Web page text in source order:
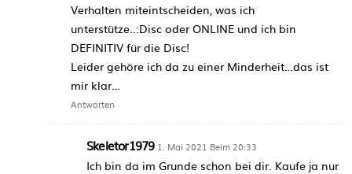
Verhalten miteintscheiden, was ich
unterstütze..:Disc oder ONLINE und ich bin
DEFINITIV für die Disc!
Leider gehöre ich da zu einer Minderheit…das ist
mir klar…
Antworten
Skeletor1979 1. Mai 2021 Beim 20:33
Ich bin da im Grunde schon bei dir. Kaufe ja nur